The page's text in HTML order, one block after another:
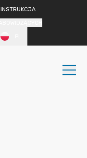
INSTRUKCJA